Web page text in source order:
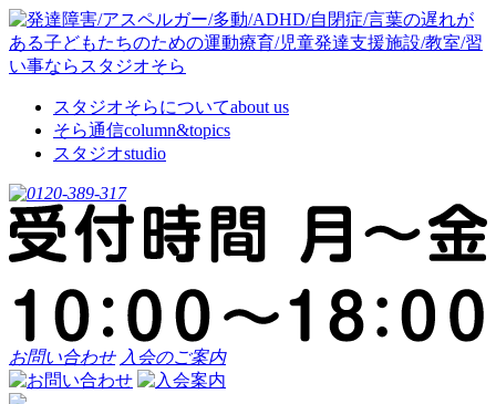
スタジオそらについてabout us
そら通信column&topics
スタジオstudio
お問い合わせ 入会のご案内